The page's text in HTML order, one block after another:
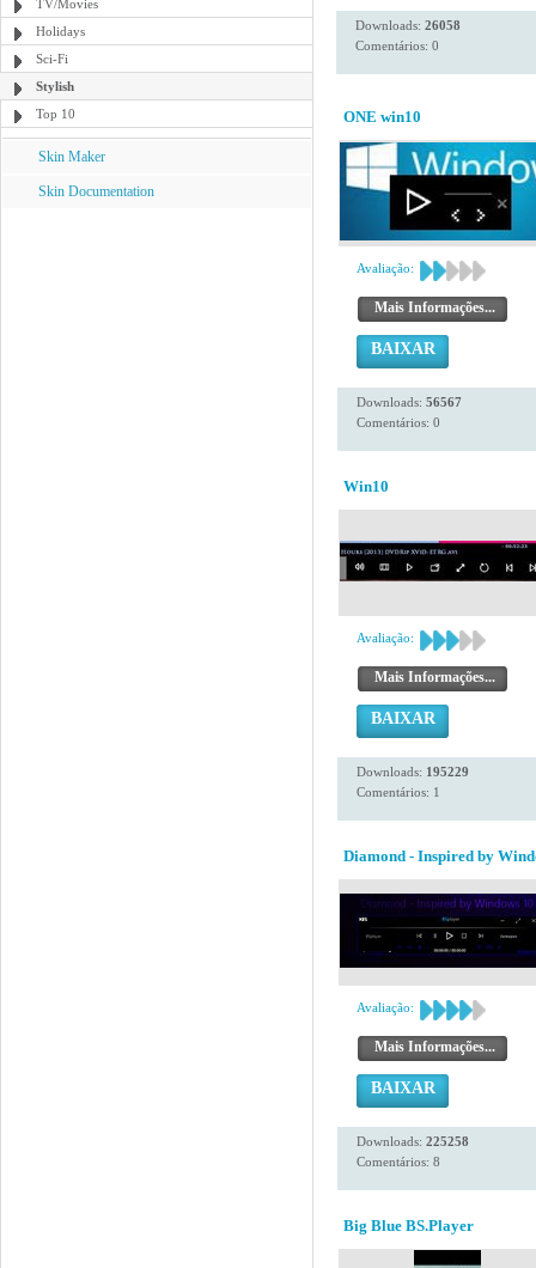
TV/Movies
Holidays
Sci-Fi
Stylish
Top 10
Skin Maker
Skin Documentation
Downloads: 26058
Comentários: 0
ONE win10
Avaliação:
Mais Informações...
BAIXAR
Downloads: 56567
Comentários: 0
Win10
Avaliação:
Mais Informações...
BAIXAR
Downloads: 195229
Comentários: 1
Diamond - Inspired by
Avaliação:
Mais Informações...
BAIXAR
Downloads: 225258
Comentários: 8
Big Blue BS.Player